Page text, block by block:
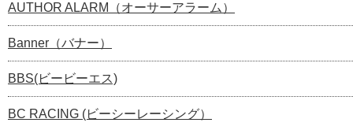
AUTHOR ALARM（オーサーアラーム）
Banner（バナー）
BBS(ビービーエス)
BC RACING (ビーシーレーシング）